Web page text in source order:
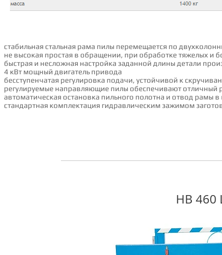
стабильная стальная рама пилы перемещается по
не высокая простая в обращении, при обработке тяжелых и
быстрая и несложная настройка заданной длины детали
4 кВт мощный двигатель привода
бесступенчатая регулировка подачи, устойчивой к
регулируемые направляющие пилы обеспечивают отличный
автоматическая остановка пильного полотна и отвод рамы
стандартная комплектация гидравлическим зажимом
HB 460